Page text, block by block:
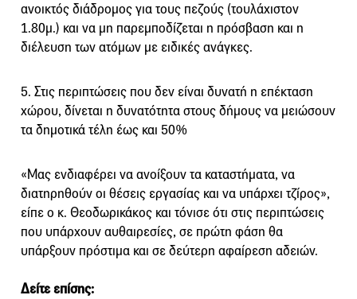
ανοικτός διάδρομος για τους πεζούς (τουλάχιστον
1.80μ.) και να μη παρεμποδίζεται η πρόσβαση και η
διέλευση των ατόμων με ειδικές ανάγκες.
5. Στις περιπτώσεις που δεν είναι δυνατή η επέκταση
χώρου, δίνεται η δυνατότητα στους δήμους να μειώσουν
τα δημοτικά τέλη έως και 50%
«Μας ενδιαφέρει να ανοίξουν τα καταστήματα, να
διατηρηθούν οι θέσεις εργασίας και να υπάρχει τζίρος»,
είπε ο κ. Θεοδωρικάκος και τόνισε ότι στις περιπτώσεις
που υπάρχουν αυθαιρεσίες, σε πρώτη φάση θα
υπάρξουν πρόστιμα και σε δεύτερη αφαίρεση αδειών.
Δείτε επίσης: